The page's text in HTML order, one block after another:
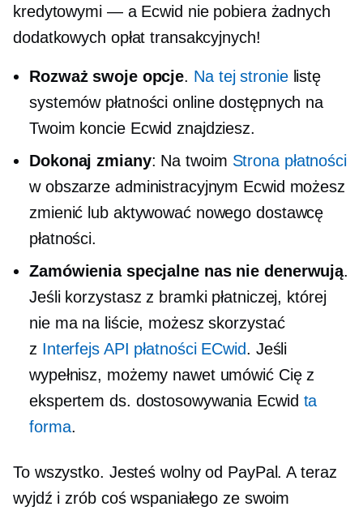
kredytowymi — a Ecwid nie pobiera żadnych
dodatkowych opłat transakcyjnych!
Rozważ swoje opcje. Na tej stronielistę
systemów płatności online dostępnych na
Twoim koncie Ecwid znajdziesz.
Dokonaj zmiany: Na twoim Strona płatności
w obszarze administracyjnym Ecwid możesz
zmienić lub aktywować nowego dostawcę
płatności.
Zamówienia specjalne nas nie denerwują.
Jeśli korzystasz z bramki płatniczej, której
nie ma na liście, możesz skorzystać
z Interfejs API płatności ECwid. Jeśli
wypełnisz, możemy nawet umówić Cię z
ekspertem ds. dostosowywania Ecwid ta
forma.
To wszystko. Jesteś wolny od PayPal. A teraz
wyjdź i zrób coś wspaniałego ze swoim